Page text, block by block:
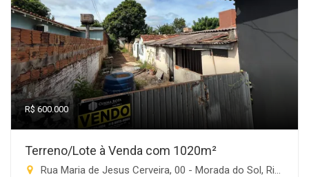
R$ 600.000
Terreno/Lote à Venda com 1020m²
Rua Maria de Jesus Cerveira, 00 - Morada do Sol, Rio Brilhante-MS